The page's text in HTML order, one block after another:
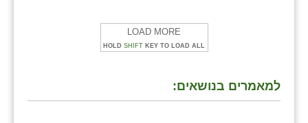
LOAD MORE
HOLD SHIFT KEY TO LOAD ALL
למאמרים בנושאים: